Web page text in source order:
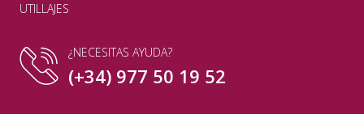
UTILLAJES
¿NECESITAS AYUDA?
(+34) 977 50 19 52